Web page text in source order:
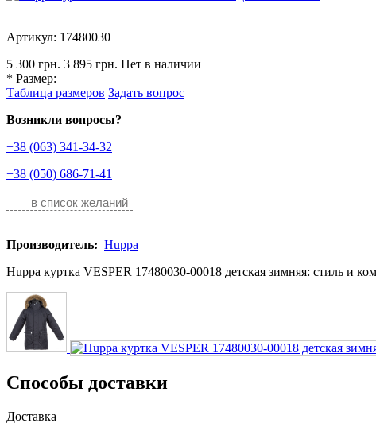
Артикул: 17480030
5 300 грн. 3 895 грн. Нет в наличии
* Размер:
Таблица размеров Задать вопрос
Возникли вопросы?
+38 (063) 341-34-32
+38 (050) 686-71-41
в список желаний
Производитель: Huppa
Huppa куртка VESPER 17480030-00018 детская зимняя: стиль и
Способы доставки
Доставка